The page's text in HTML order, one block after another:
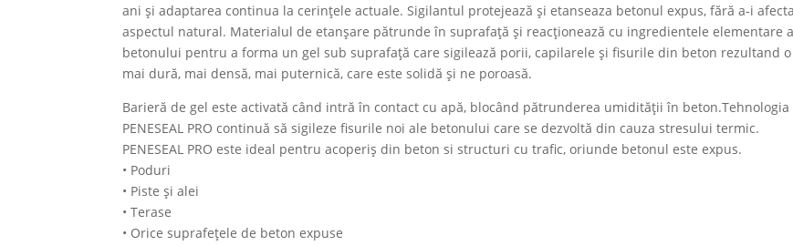
ani și adaptarea continua la cerințele actuale. Sigilantul protejează și etanseaza betonul expus, fără a-i afecta
aspectul natural. Materialul de etanșare pătrunde în suprafață și reacționează cu ingredientele elementare
betonului pentru a forma un gel sub suprafață care sigilează porii, capilarele și fisurile din beton rezultand o
mai dură, mai densă, mai puternică, care este solidă și ne poroasă.
Barieră de gel este activată când intră în contact cu apă, blocând pătrunderea umidității în beton.Tehnologia
PENESEAL PRO continuă să sigileze fisurile noi ale betonului care se dezvoltă din cauza stresului termic.
PENESEAL PRO este ideal pentru acoperiș din beton si structuri cu trafic, oriunde betonul este expus.
• Poduri
• Piste și alei
• Terase
• Orice suprafețele de beton expuse